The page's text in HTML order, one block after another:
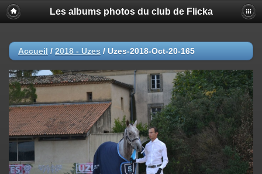
Les albums photos du club de Flicka
Accueil / 2018 - Uzes / Uzes-2018-Oct-20-165